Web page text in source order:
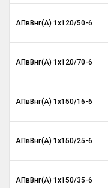
АПвВнг(A) 1х120/50-6
АПвВнг(A) 1х120/70-6
АПвВнг(A) 1х150/16-6
АПвВнг(A) 1х150/25-6
АПвВнг(A) 1х150/35-6